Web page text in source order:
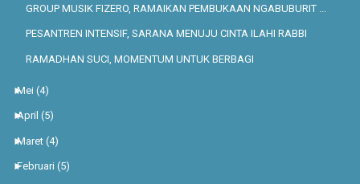
GROUP MUSIK FIZERO, RAMAIKAN PEMBUKAAN NGABUBURIT ...
PESANTREN INTENSIF, SARANA MENUJU CINTA ILAHI RABBI
RAMADHAN SUCI, MOMENTUM UNTUK BERBAGI
►
Mei (4)
►
April (5)
►
Maret (4)
►
Februari (5)